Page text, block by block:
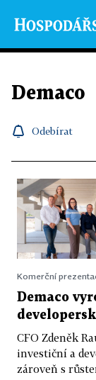
Demaco
Odebírat
Komerční
Demaco
CFO Zdeněk
investiční a
zároveň s